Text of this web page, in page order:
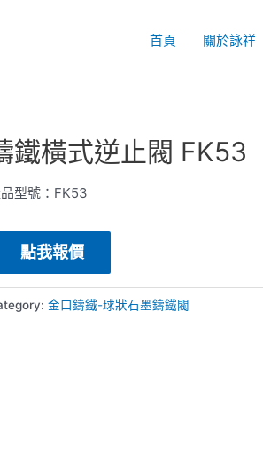
首頁 關於詠祥
鐵橫式逆止閥 FK53
型號：FK53
點我報價
金口鑄鐵-球狀石墨鑄鐵閥